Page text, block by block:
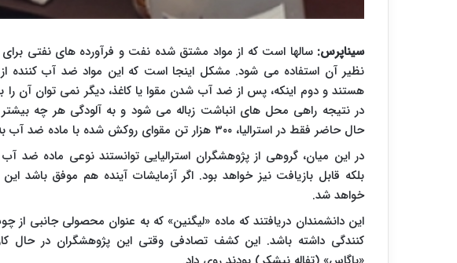
سیناپرس: سالها است که از مواد مشتق شده نفت و فرآورده های نفتی
نظیر آن استفاده می شود. مشکل اینجا است که این مواد ضد آب
هستند و دوم اینکه، پس از ضد آب شدن مقوا یا کاغذ، دیگر نمی توان آن را
در نتیجه راهی محل های انباشت زباله می شود و به آلودگی هر چه
حال حاضر فقط در استرالیا، ۳۰۰ هزار تن مقوای روکش شده با ماده ضد آب به جمع زباله های تولیدی می پیوندد.
در این میان، گروهی از پژوهشگران استرالیایی توانستند نوعی ماده ضد آب
بلکه قابل بازیافت نیز خواهد بود. اگر آزمایشات آینده هم موفق باشد این
خواهد شد.
این دانشمندان دریافتند که ماده «لیگنین» که به عنوان محصولی
کنندگی داشته باشد. این کشف تصادفی وقتی این پژوهشگران در حال کار